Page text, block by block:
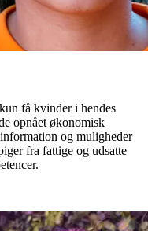
få kvinder i hendes
opnået økonomisk
og muligheder
fra fattige og udsatte